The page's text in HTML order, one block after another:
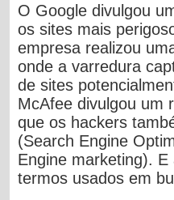
O Google divulgou
os sites mais
empresa realizou
onde a varredura
de sites
McAfee divulgou um
que os hackers
(Search Engine
Engine marketing).
termos usados em